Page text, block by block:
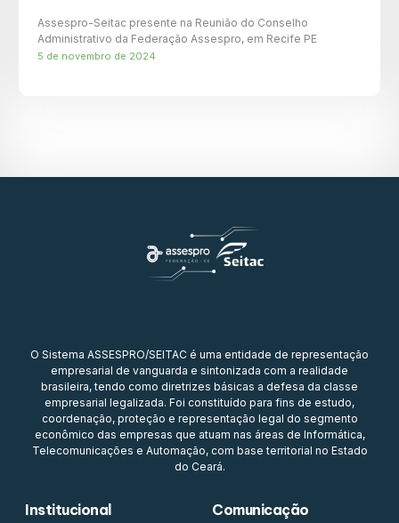
Assespro-Seitac presente na Reunião do Conselho
Administrativo da Federação Assespro, em Recife PE
5 de novembro de 2024
O Sistema ASSESPRO/SEITAC é uma entidade de representação
empresarial de vanguarda e sintonizada com a realidade
brasileira, tendo como diretrizes básicas a defesa da classe
empresarial legalizada. Foi constituído para fins de estudo,
coordenação, proteção e representação legal do segmento
econômico das empresas que atuam nas áreas de Informática,
Telecomunicações e Automação, com base territorial no Estado
do Ceará.
Institucional Comunicação